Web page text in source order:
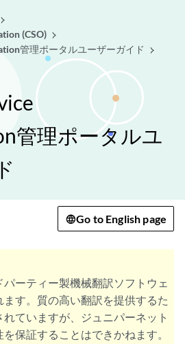
(CSO)
管理ポータルユーザーガイド
管理ポータルユ
Go to English page
ーティー製機械翻訳ソフトウェ
す。質の高い翻訳を提供するた
ていますが、ジュニパーネット
保証することはできかねます。